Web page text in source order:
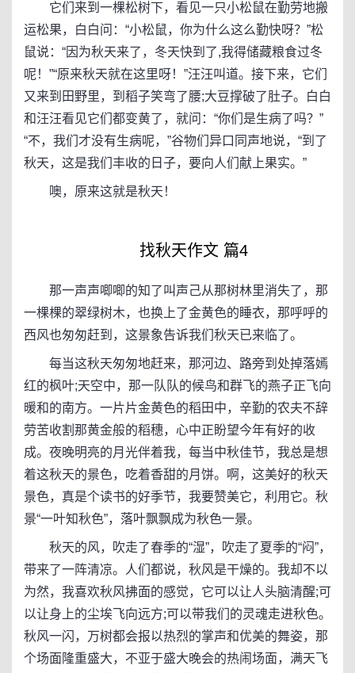
它们来到一棵松树下，看见一只小松鼠在勤劳地搬
运松果，白白问：“小松鼠，你为什么这么勤快呀？”松
鼠说：“因为秋天来了，冬天快到了,我得储藏粮食过冬
呢！”“原来秋天就在这里呀！”汪汪叫道。接下来，它们
又来到田野里，到稻子笑弯了腰;大豆撑破了肚子。白白
和汪汪看见它们都变黄了，就问：“你们是生病了吗？”
“不，我们才没有生病呢，”谷物们异口同声地说，“到了
秋天，这是我们丰收的日子，要向人们献上果实。”
噢，原来这就是秋天！
找秋天作文 篇4
那一声声唧唧的知了叫声己从那树林里消失了，那
一棵棵的翠绿树木，也换上了金黄色的睡衣，那呼呼的
西风也匆匆赶到，这景象告诉我们秋天已来临了。
每当这秋天匆匆地赶来，那河边、路旁到处掉落嫣
红的枫叶;天空中，那一队队的候鸟和群飞的燕子正飞向
暖和的南方。一片片金黄色的稻田中，辛勤的农夫不辞
劳苦收割那黄金般的稻穗，心中正盼望今年有好的收
成。夜晚明亮的月光伴着我，每当中秋佳节，我总是想
着这秋天的景色，吃着香甜的月饼。啊，这美好的秋天
景色，真是个读书的好季节，我要赞美它，利用它。秋
景“一叶知秋色”，落叶飘飘成为秋色一景。
秋天的风，吹走了春季的“湿”，吹走了夏季的“闷”，
带来了一阵清凉。人们都说，秋风是干燥的。我却不以
为然，我喜欢秋风拂面的感觉，它可以让人头脑清醒;可
以让身上的尘埃飞向远方;可以带我们的灵魂走进秋色。
秋风一闪，万树都会报以热烈的掌声和优美的舞姿，那
个场面隆重盛大，不亚于盛大晚会的热闹场面，满天飞